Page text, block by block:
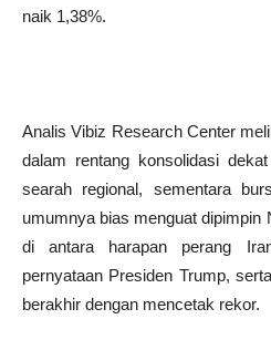
naik 1,38%.
Analis Vibiz Research Center
dalam rentang konsolidasi
searah regional, sementara
umumnya bias menguat dipimpin
di antara harapan perang
pernyataan Presiden Trump,
berakhir dengan mencetak rekor.